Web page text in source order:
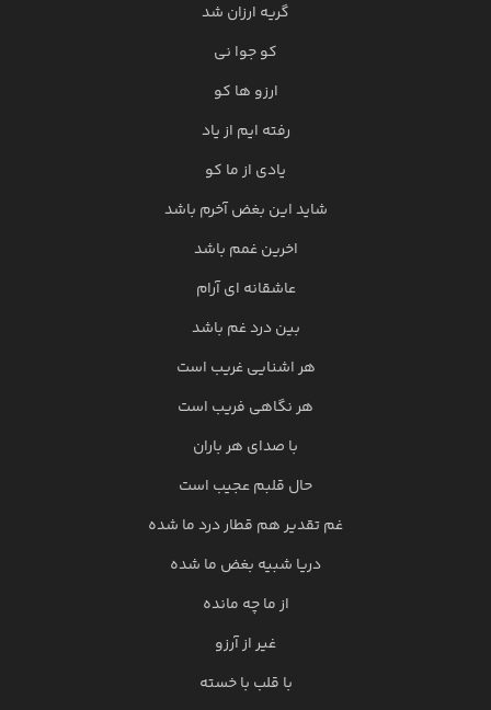
گریه ارزان شد
کو جوا نی
ارزو ها کو
رفته ایم از یاد
یادی از ما کو
شاید این بغض آخرم باشد
اخرین غمم باشد
عاشقانه ای آرام
بین درد غم باشد
هر اشنایی غریب است
هر نگاهی فریب است
با صدای هر باران
حال قلبم عجیب است
غم تقدیر هم قطار درد ما شده
دریا شبیه بغض ما شده
از ما چه مانده
غیر از آرزو
با قلب با خسته